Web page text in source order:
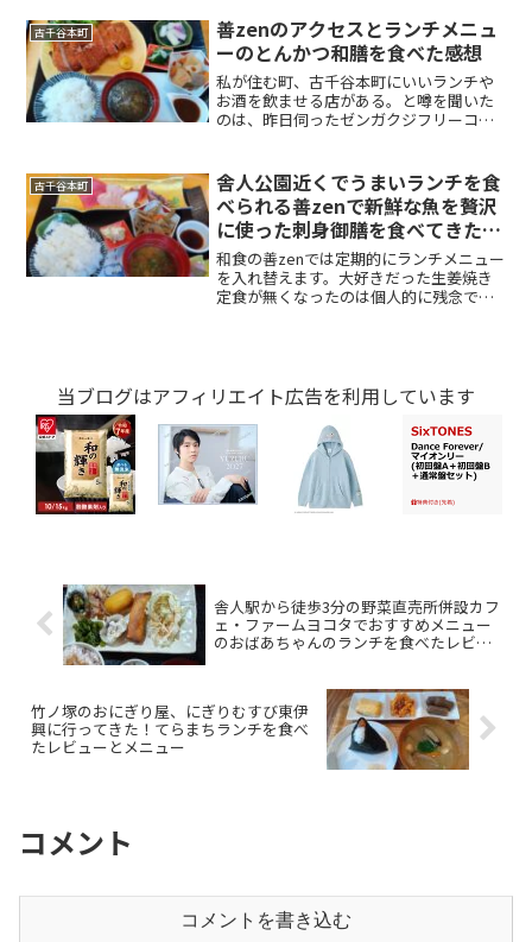
を提供されています。ただ、ゼンガクジ
フリーコーヒーは全国各...
古千谷本町
善zenのアクセスとランチメニュ
ーのとんかつ和膳を食べた感想
私が住む町、古千谷本町にいいランチや
お酒を飲ませる店がある。と噂を聞いた
のは、昨日伺ったゼンガクジフリーコー
いいランチを食べさせてくれる店はな
い。と思い込んでいたのです...
古千谷本町
舎人公園近くでうまいランチを食
べられる善zenで新鮮な魚を贅沢
に使った刺身御膳を食べてきた！
レビューと感想
和食の善zenでは定期的にランチメニュー
を入れ替えます。大好きだった生姜焼き
定食が無くなったのは個人的に残念です
当ブログはアフィリエイト広告を利用しています
舎人駅から徒歩3分の野菜直売所併設カフ
ェ・ファームヨコタでおすすめメニュー
のおばあちゃんのランチを食べたレビュ
竹ノ塚のおにぎり屋、にぎりむすび東伊
興に行ってきた！てらまちランチを食べ
たレビューとメニュー
コメント
コメントを書き込む